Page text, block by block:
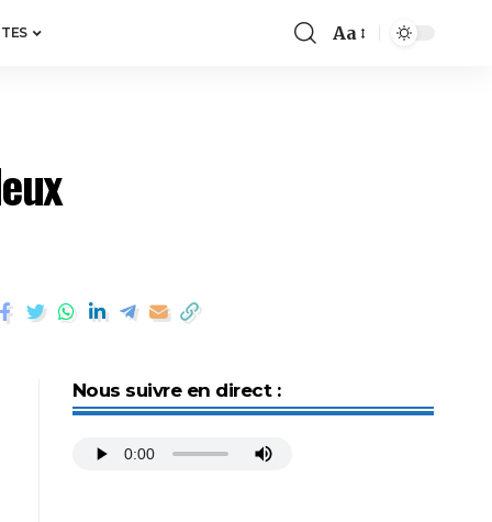
Aa
Nous suivre en direct :